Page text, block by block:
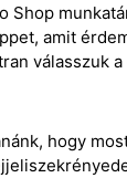
Shop
amit
válasszuk
hogy